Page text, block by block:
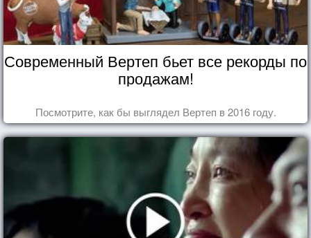
Современный Вертеп бьет все рекорды по
продажам!
Посмотрите, как бы выглядел Вертеп в 2016 году.